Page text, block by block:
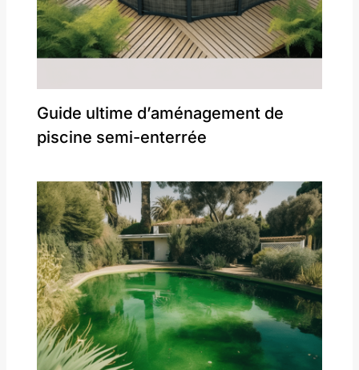
Guide ultime d’aménagement de
piscine semi-enterrée